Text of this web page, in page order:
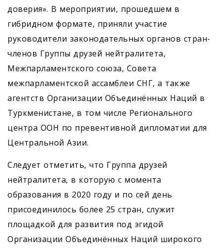
доверия». В мероприятии, прошедшем в
гибридном формате, приняли участие
руководители законодательных органов стран-
членов Группы друзей нейтралитета,
Межпарламентского союза, Совета
межпарламентской ассамблеи СНГ, а также
агентств Организации Объединённых Наций в
Туркменистане, в том числе Регионального
центра ООН по превентивной дипломатии для
Центральной Азии.
Следует отметить, что Группа друзей
нейтралитета, в которую с момента
образования в 2020 году и по сей день
присоединилось более 25 стран, служит
площадкой для развития под эгидой
Организации Объединённых Наций широкого